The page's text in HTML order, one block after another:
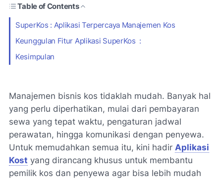
Table of Contents
SuperKos : Aplikasi Terpercaya Manajemen Kos
Keunggulan Fitur Aplikasi SuperKos :
Kesimpulan
Manajemen bisnis kos tidaklah mudah. Banyak hal
yang perlu diperhatikan, mulai dari pembayaran
sewa yang tepat waktu, pengaturan jadwal
perawatan, hingga komunikasi dengan penyewa.
Untuk memudahkan semua itu, kini hadir Aplikasi
Kost yang dirancang khusus untuk membantu
pemilik kos dan penyewa agar bisa lebih mudah